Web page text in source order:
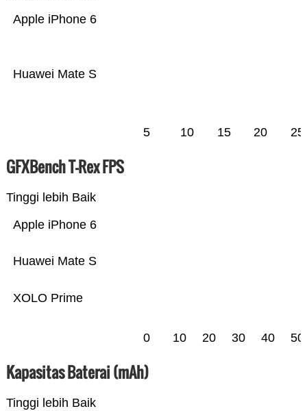
Huawei Mate S
Apple iPhone 6
5 10 15 20 25
GFXBench T-Rex FPS
Tinggi lebih Baik
XOLO Prime
Huawei Mate S
Apple iPhone 6
0 10 20 30 40 50
Kapasitas Baterai (mAh)
Tinggi lebih Baik